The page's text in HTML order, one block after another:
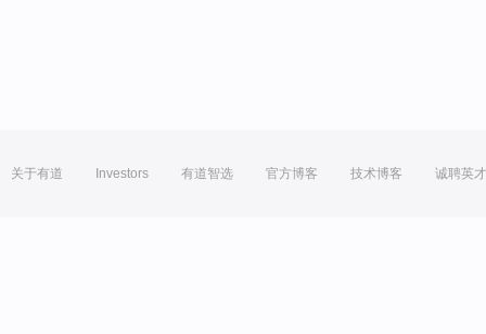
关于有道 Investors 有道智选 官方博客 技术博客 诚聘英才